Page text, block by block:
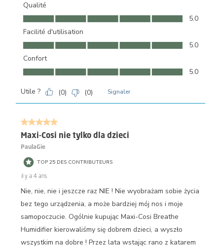
Qualité
Qualité, 5.0 sur 5
5.0
Facilité d'utilisation
Facilité d'utilisation, 5.0 sur 5
5.0
Confort
Confort, 5.0 sur 5
5.0
Utile ? (0) (0) Signaler
5 sur 5 étoiles.
Maxi-Cosi nie tylko dla dzieci
PaulaGie
TOP 25 DES CONTRIBUTEURS
il y a 4 ans
Nie, nie, nie i jeszcze raz NIE ! Nie wyobrażam sobie życia
bez tego urządzenia, a może bardziej mój nos i moje
samopoczucie. Ogólnie kupując Maxi-Cosi Breathe
Humidifier kierowaliśmy się dobrem dzieci, a wyszło
wszystkim na dobre ! Przez lata wstając rano z katarem